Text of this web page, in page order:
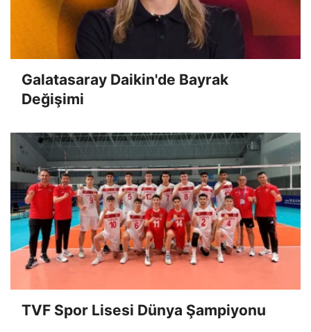
Galatasaray Daikin'de Bayrak
Değişimi
TVF Spor Lisesi Dünya Şampiyonu